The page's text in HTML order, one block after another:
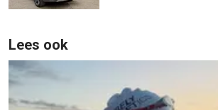
Lees ook